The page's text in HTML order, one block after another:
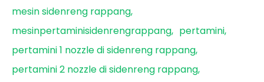
mesin sidenreng rappang
mesinpertaminisidenrengrappang
pertamini
pertamini 1 nozzle di sidenreng rappang
pertamini 2 nozzle di sidenreng rappang